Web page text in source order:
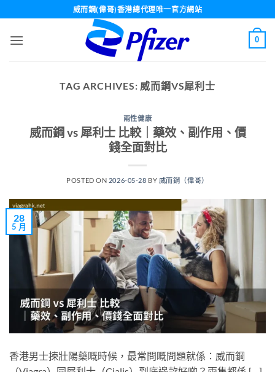
to
content
威而鋼(偉哥)香港總代理唯一官方網站
0
TAG ARCHIVES: 威而鋼VS犀利士
兩性健康
威而鋼 vs 犀利士 比較｜藥效、副作用、價
錢全面對比
POSTED ON 2026-05-28 BY 威而鋼（偉哥）
28
5 月
香港男士揀壯陽藥嘅時候，最常問嘅問題就係：威而鋼